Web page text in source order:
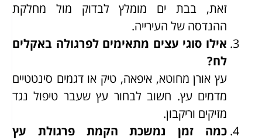
זאת, בבת ים מומלץ לבדוק מול מחלקת
ההנדסה של העירייה.
אילו סוגי עצים מתאימים לפרגולה באקלים
לח?
עץ אורן מחוטא, איפאה, טיק או דגמים סינטטיים
מדמים עץ. חשוב לבחור עץ שעבר טיפול נגד
מזיקים וריקבון.
כמה זמן נמשכת הקמת פרגולת עץ